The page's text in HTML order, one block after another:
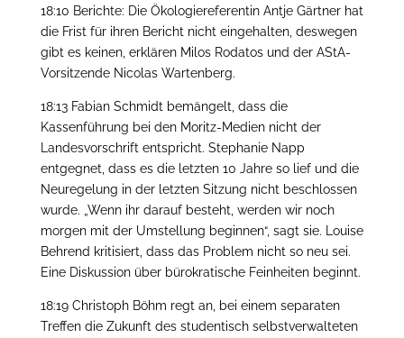
18:10 Berichte: Die Ökologiereferentin Antje Gärtner hat
die Frist für ihren Bericht nicht eingehalten, deswegen
gibt es keinen, erklären Milos Rodatos und der AStA-
Vorsitzende Nicolas Wartenberg.
18:13 Fabian Schmidt bemängelt, dass die
Kassenführung bei den Moritz-Medien nicht der
Landesvorschrift entspricht. Stephanie Napp
entgegnet, dass es die letzten 10 Jahre so lief und die
Neuregelung in der letzten Sitzung nicht beschlossen
wurde. „Wenn ihr darauf besteht, werden wir noch
morgen mit der Umstellung beginnen“, sagt sie. Louise
Behrend kritisiert, dass das Problem nicht so neu sei.
Eine Diskussion über bürokratische Feinheiten beginnt.
18:19 Christoph Böhm regt an, bei einem separaten
Treffen die Zukunft des studentisch selbstverwalteten